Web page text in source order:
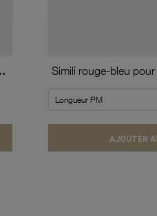
Méli Versa, 10mm
AJOUTER